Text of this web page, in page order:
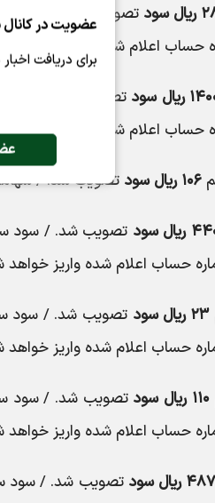
عضویت در کانال
برای دریافت
سود تصویب شد. / سود
حساب اعلام شده واریز خواهد شد.
ریال سود تصویب شد. / سود
حساب اعلام شده واریز خواهد
۱۰۶ ریال سود تصویب شد. /
ریال سود تصویب شد. / سود
حساب اعلام شده واریز خواهد
۲۳ ریال سود تصویب شد. / سود
حساب اعلام شده واریز خواهد
۱۱۰ ریال سود تصویب شد. / سود
حساب اعلام شده واریز خواهد
۴۸۷ ریال سود تصویب شد. / سود